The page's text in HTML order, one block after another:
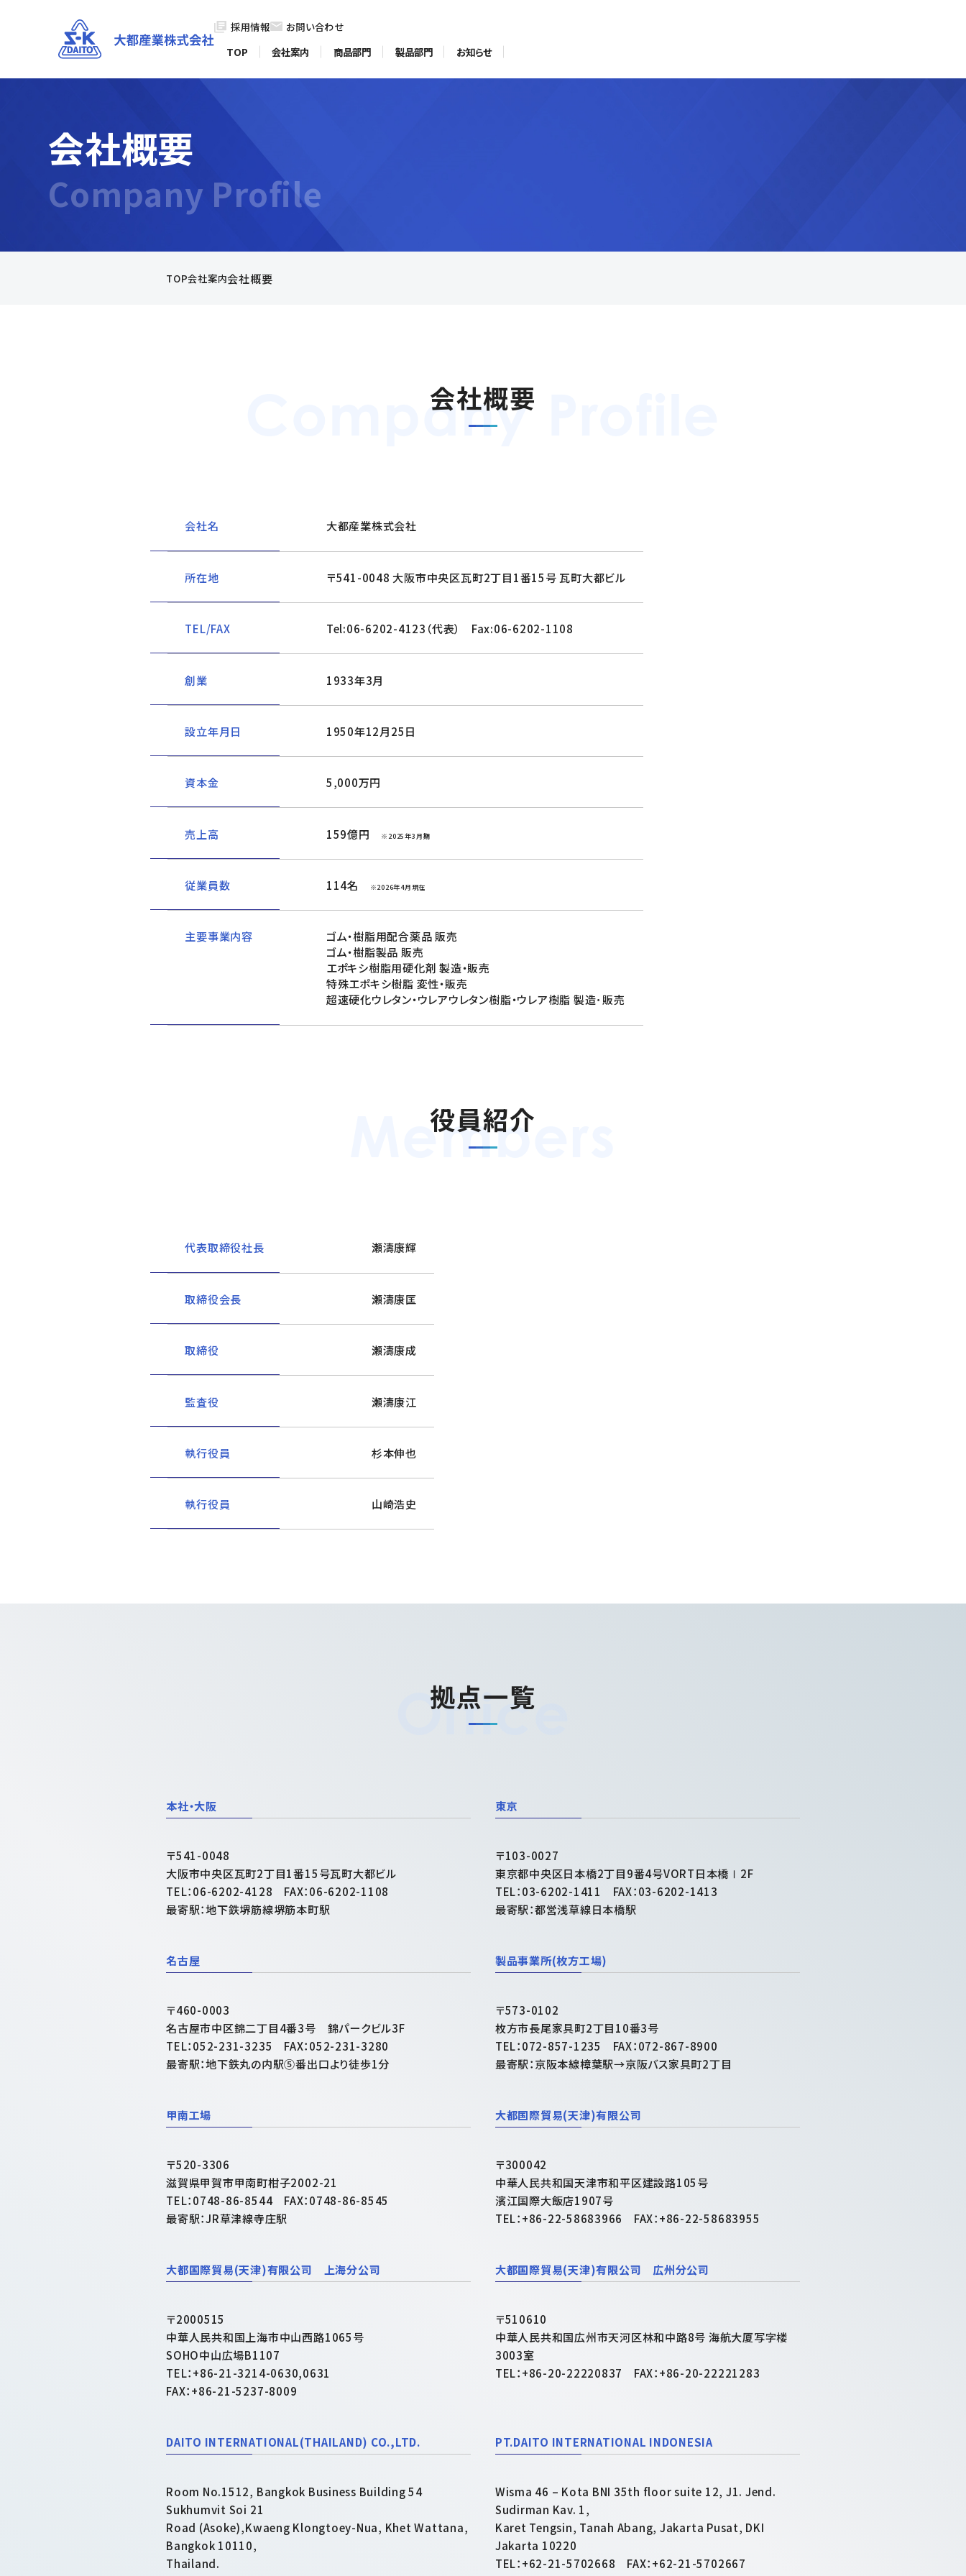
採用情報
お問い合わせ
TOP
会社案内 商品部門 製品部門 お知らせ
会社概要
TOP会社案内会社概要
会社概要
会社名 大都産業株式会社
所在地 〒541-0048 大阪市中央区瓦町2丁目1番15号 瓦町大都ビル
TEL/FAX Tel:06-6202-4123（代表） Fax:06-6202-1108
創業 1933年3月
設立年月日 1950年12月25日
資本金 5,000万円
売上高 159億円 ※2025年3月期
従業員数 114名 ※2026年4月現在
主要事業内容
ゴム・樹脂用配合薬品 販売
ゴム・樹脂製品 販売
エポキシ樹脂用硬化剤 製造・販売
特殊エポキシ樹脂 変性・販売
超速硬化ウレタン・ウレアウレタン樹脂・ウレア樹脂 製造･販売
役員紹介
代表取締役社長 瀬濤康輝
取締役会長 瀬濤康匡
取締役 瀬濤康成
監査役 瀬濤康江
執行役員 杉本伸也
執行役員 山崎浩史
拠点一覧
本社・大阪
〒541-0048
大阪市中央区瓦町2丁目1番15号瓦町大都ビル
TEL：06-6202-4128 FAX：06-6202-1108
最寄駅：地下鉄堺筋線堺筋本町駅
東京
〒103-0027
東京都中央区日本橋2丁目9番4号VORT日本橋Ⅰ2F
TEL：03-6202-1411 FAX：03-6202-1413
最寄駅：都営浅草線日本橋駅
名古屋
〒460-0003
名古屋市中区錦二丁目4番3号 錦パークビル3F
TEL：052-231-3235 FAX：052-231-3280
最寄駅：地下鉄丸の内駅⑤番出口より徒歩1分
製品事業所(枚方工場)
〒573-0102
枚方市長尾家具町2丁目10番3号
TEL：072-857-1235 FAX：072-867-8900
最寄駅：京阪本線樟葉駅→京阪バス家具町2丁目
甲南工場
〒520-3306
滋賀県甲賀市甲南町柑子2002-21
TEL：0748-86-8544 FAX：0748-86-8545
最寄駅：JR草津線寺庄駅
大都国際貿易(天津)有限公司
〒300042
中華人民共和国天津市和平区建設路105号
濱江国際大飯店1907号
TEL：+86-22-58683966 FAX：+86-22-58683955
大都国際貿易(天津)有限公司 上海分公司
〒2000515
中華人民共和国上海市中山西路1065号
SOHO中山広場B1107
TEL：+86-21-3214-0630,0631
FAX：+86-21-5237-8009
大都国際貿易(天津)有限公司 広州分公司
〒510610
中華人民共和国広州市天河区林和中路8号 海航大厦写字楼
3003室
TEL：+86-20-22220837 FAX：+86-20-22221283
DAITO INTERNATIONAL(THAILAND) CO.,LTD.
Room No.1512, Bangkok Business Building 54
Sukhumvit Soi 21
Road (Asoke),Kwaeng Klongtoey-Nua, Khet Wattana,
Bangkok 10110,
Thailand.
PT.DAITO INTERNATIONAL INDONESIA
Wisma 46 – Kota BNI 35th floor suite 12, J1. Jend.
Sudirman Kav. 1,
Karet Tengsin, Tanah Abang, Jakarta Pusat, DKI
Jakarta 10220
TEL：+62-21-5702668 FAX：+62-21-5702667